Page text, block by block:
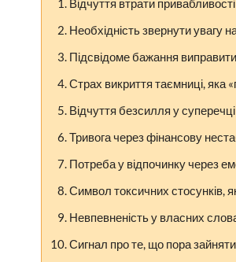
Відчуття втрати
Необхідність звернути увагу
Підсвідоме бажання
Страх викриття таємниці, яка
Відчуття безсилля у
Тривога через фінансову
Потреба у відпочинку через
Символ токсичних стосунків,
Невпевненість у власних
Сигнал про те, що пора